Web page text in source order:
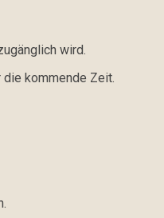
wird.
kommende Zeit.